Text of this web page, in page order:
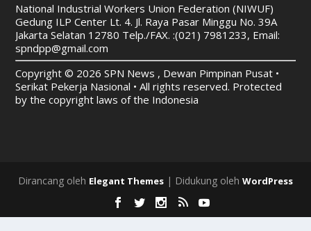
National Industrial Workers Union Federation (NIWUF)
Gedung ILP Center Lt. 4. Jl. Raya Pasar Minggu No. 39A
Jakarta Selatan 12780 Telp./FAX. :(021) 7981233, Email:
spndpp@gmail.com
Copyright © 2026 SPN News , Dewan Pimpinan Pusat •
Serikat Pekerja Nasional • All rights reserved. Protected
by the copyright laws of the Indonesia
Dirancang oleh Elegant Themes | Didukung oleh WordPress